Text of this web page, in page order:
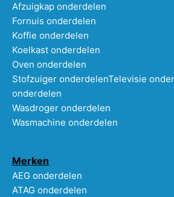
Afzuigkap onderdelen
Fornuis onderdelen
Koffie onderdelen
Koelkast onderdelen
Oven onderdelen
Stofzuiger onderdelenTelevisie
onderdelen
Wasdroger onderdelen
Wasmachine onderdelen
Merken
AEG onderdelen
ATAG onderdelen